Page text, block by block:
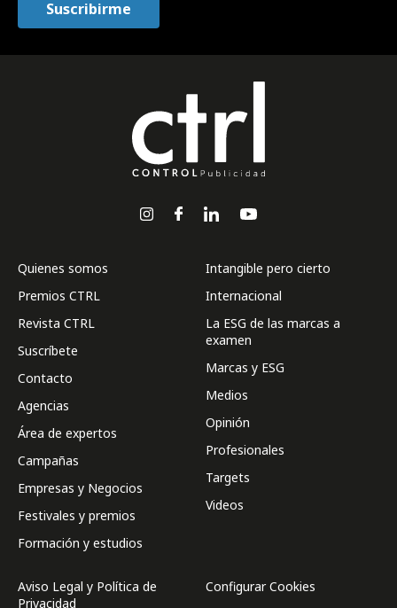
Quienes somos
Premios CTRL
Revista CTRL
Suscríbete
Contacto
Agencias
Área de expertos
Campañas
Empresas y Negocios
Festivales y premios
Formación y estudios
Intangible pero cierto
Internacional
La ESG de las marcas a
examen
Marcas y ESG
Medios
Opinión
Profesionales
Targets
Videos
Aviso Legal y Política de
Privacidad
Configurar Cookies